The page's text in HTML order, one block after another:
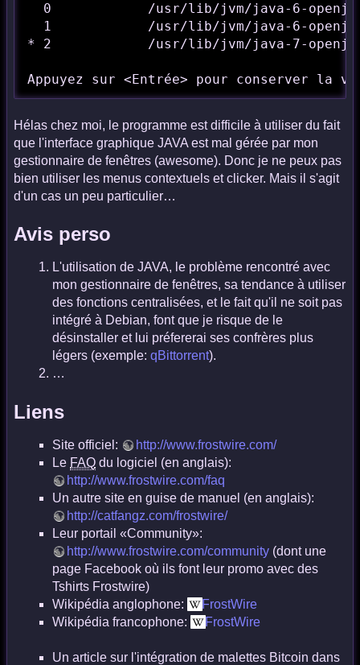
0            /usr/lib/jvm/java-6-
1            /usr/lib/jvm/java-6-
* 2            /usr/lib/jvm/java-7-openjdk-
Appuyez sur <Entrée> pour conserver la
Hélas chez moi, le programme est difficile à utiliser du fait
que l'interface graphique JAVA est mal gérée par mon
gestionnaire de fenêtres (awesome). Donc je ne peux pas
bien utiliser les menus contextuels et clicker. Mais il s'agit
d'un cas un peu particulier…
Avis perso
L'utilisation de JAVA, le problème rencontré avec
mon gestionnaire de fenêtres, sa tendance à utiliser
des fonctions centralisées, et le fait qu'il ne soit pas
intégré à Debian, font que je risque de le
désinstaller et lui préfererai ses confrères plus
légers (exemple: qBittorrent).
…
Liens
Site officiel:
http://www.frostwire.com/
Le FAQ du logiciel (en anglais):
http://www.frostwire.com/faq
Un autre site en guise de manuel (en anglais):
http://catfangz.com/frostwire/
Leur portail «Community»:
http://www.frostwire.com/community (dont une
page Facebook où ils font leur promo avec des
Tshirts Frostwire)
Wikipédia anglophone:
FrostWire
Wikipédia francophone:
FrostWire
Un article sur l'intégration de malettes Bitcoin dans